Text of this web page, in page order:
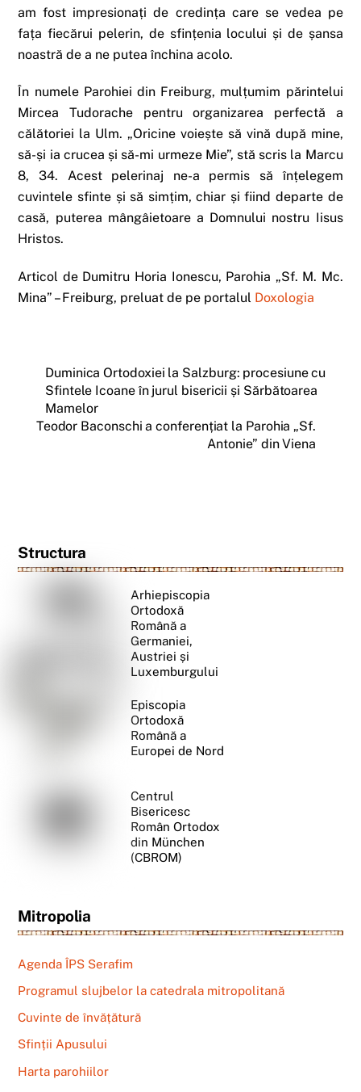
am fost impresionați de credința care se vedea pe
fața fiecărui pelerin, de sfințenia locului și de șansa
noastră de a ne putea închina acolo.
În numele Parohiei din Freiburg, mulțumim părintelui
Mircea Tudorache pentru organizarea perfectă a
călătoriei la Ulm. „Oricine voiește să vină după mine,
să-și ia crucea și să-mi urmeze Mie”, stă scris la Marcu
8, 34. Acest pelerinaj ne-a permis să înțelegem
cuvintele sfinte și să simțim, chiar și fiind departe de
casă, puterea mângâietoare a Domnului nostru Iisus
Hristos.
Articol de Dumitru Horia Ionescu, Parohia „Sf. M. Mc.
Mina” – Freiburg, preluat de pe portalul Doxologia
Duminica Ortodoxiei la Salzburg: procesiune cu
Sfintele Icoane în jurul bisericii și Sărbătoarea
Mamelor
Teodor Baconschi a conferențiat la Parohia „Sf.
Antonie” din Viena
Structura
Arhiepiscopia
Ortodoxă
Română a
Germaniei,
Austriei și
Luxemburgului
Episcopia
Ortodoxă
Română a
Europei de Nord
Centrul
Bisericesc
Român Ortodox
din München
(CBROM)
Mitropolia
Agenda ÎPS Serafim
Programul slujbelor la catedrala mitropolitană
Cuvinte de învățătură
Sfinții Apusului
Harta parohiilor